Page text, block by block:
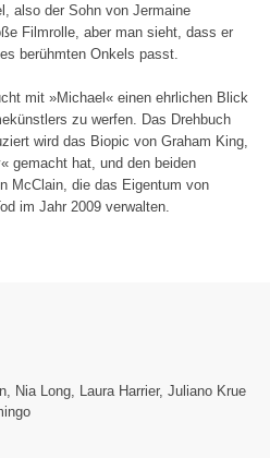
also der Sohn von Jermaine
Filmrolle, aber man sieht, dass er
berühmten Onkels passt.
mit »Michael« einen ehrlichen Blick
zu werfen. Das Drehbuch
wird das Biopic von Graham King,
gemacht hat, und den beiden
McClain, die das Eigentum von
im Jahr 2009 verwalten.
Nia Long Laura Harrier, Juliano Krue